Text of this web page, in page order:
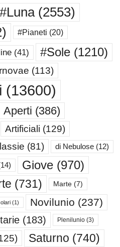
#Luna(2553)
#Pianeti (20)
(41) #Sole (1210)
(113)
(13600)
Aperti (386)
Artificiali (129)
(81) di Nebulose (12)
Giove (970)
(731) Marte (7)
(1) Novilunio (237)
(183) Plenilunio (3)
Saturno (740)